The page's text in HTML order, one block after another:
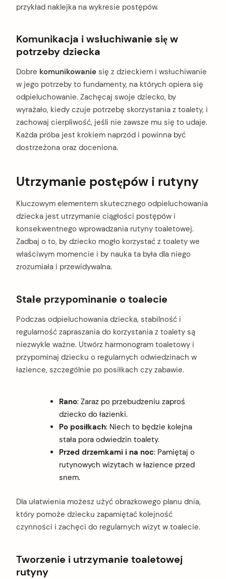
przykład naklejka na wykresie postępów.
Komunikacja i wsłuchiwanie się w
potrzeby dziecka
Dobre komunikowanie się z dzieckiem i wsłuchiwanie
w jego potrzeby to fundamenty, na których opiera się
odpieluchowanie. Zachęcaj swoje dziecko, by
wyrażało, kiedy czuje potrzebę skorzystania z toalety, i
zachowaj cierpliwość, jeśli nie zawsze mu się to udaje.
Każda próba jest krokiem naprzód i powinna być
dostrzeżona oraz doceniona.
Utrzymanie postępów i rutyny
Kluczowym elementem skutecznego odpieluchowania
dziecka jest utrzymanie ciągłości postępów i
konsekwentnego wprowadzania rutyny toaletowej.
Zadbaj o to, by dziecko mogło korzystać z toalety we
właściwym momencie i by nauka ta była dla niego
zrozumiała i przewidywalna.
Stałe przypominanie o toalecie
Podczas odpieluchowania dziecka, stabilność i
regularność zapraszania do korzystania z toalety są
niezwykle ważne. Utwórz harmonogram toaletowy i
przypominaj dziecku o regularnych odwiedzinach w
łazience, szczególnie po posiłkach czy zabawie.
Rano: Zaraz po przebudzeniu zaproś
dziecko do łazienki.
Po posiłkach: Niech to będzie kolejna
stała pora odwiedzin toalety.
Przed drzemkami i na noc: Pamiętaj o
rutynowych wizytach w łazience przed
snem.
Dla ułatwienia możesz użyć obrazkowego planu dnia,
który pomoże dziecku zapamiętać kolejność
czynności i zachęci do regularnych wizyt w toalecie.
Tworzenie i utrzymanie toaletowej
rutyny